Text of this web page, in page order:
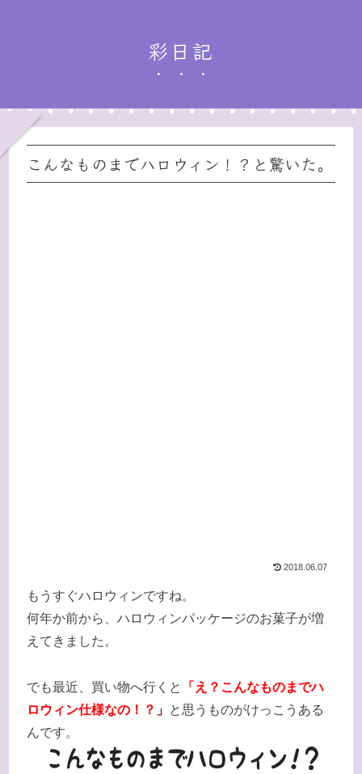
彩日記
こんなものまでハロウィン！？と驚いた。
2018.06.07
もうすぐハロウィンですね。
何年か前から、ハロウィンパッケージのお菓子が増
えてきました。
でも最近、買い物へ行くと
「え？こんなものまでハ
ロウィン仕様なの！？ 」 と思うものがけっこうある
んです。